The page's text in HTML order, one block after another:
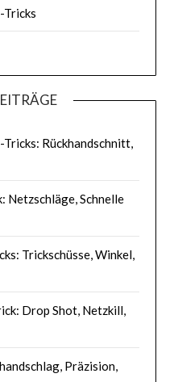
Rückhandschnitt,
Netzschläge, Schnelle
Trickschüsse, Winkel,
Drop Shot, Netzkill,
Präzision,